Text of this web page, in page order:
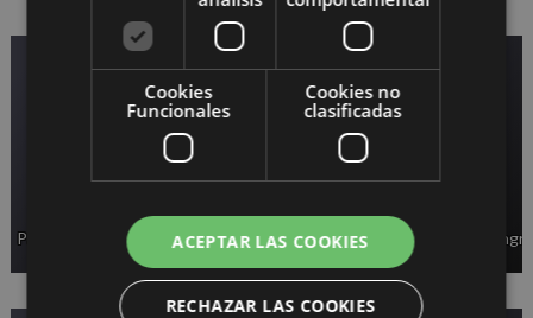
Palacio de exposiciones y congresos Palacio de exposiciones y
Cookies
Funcionales
Cookies no
clasificadas
ACEPTAR LAS COOKIES
RECHAZAR LAS COOKIES